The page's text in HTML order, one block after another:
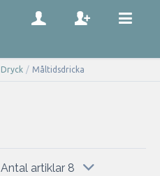
Dryck / Måltidsdricka
Antal artiklar 8